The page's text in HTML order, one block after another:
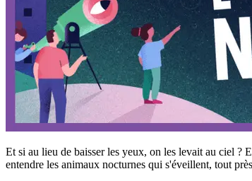
Et si au lieu de baisser les yeux, on les levait au ciel ?
entendre les animaux nocturnes qui s'éveillent, tout